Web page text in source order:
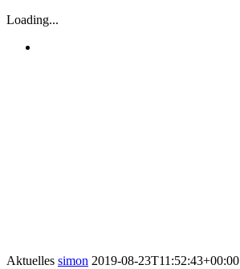
Loading...
Aktuelles simon 2019-08-23T11:52:43+00:00